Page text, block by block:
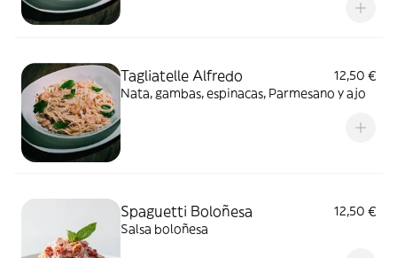
Tagliatelle Alfredo
12,50 €
Nata, gambas, espinacas, Parmesano y ajo
Spaguetti Boloñesa
12,50 €
Salsa boloñesa